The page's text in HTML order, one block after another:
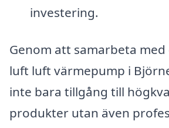
investering.
Genom att samarbeta
luft luft värmepump i
inte bara tillgång till
produkter utan även